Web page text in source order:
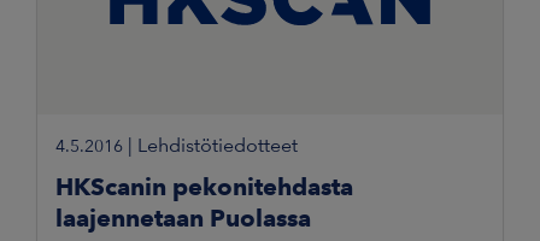
4.5.2016 Lehdistötiedotteet
HKScanin pekonitehdasta
laajennetaan Puolassa